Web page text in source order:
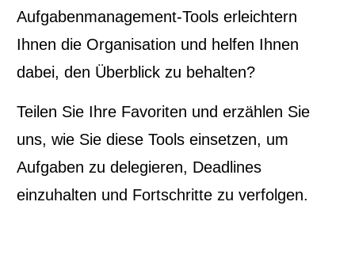
Aufgabenmanagement-Tools erleichtern
Ihnen die Organisation und helfen Ihnen
dabei, den Überblick zu behalten?
Teilen Sie Ihre Favoriten und erzählen Sie
uns, wie Sie diese Tools einsetzen, um
Aufgaben zu delegieren, Deadlines
einzuhalten und Fortschritte zu verfolgen.